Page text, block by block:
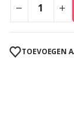
TOEVOEGEN